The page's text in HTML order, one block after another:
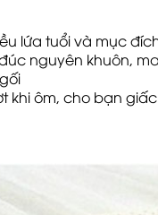
lứa tuổi và mục
nguyên khuôn,
khi ôm, cho bạn